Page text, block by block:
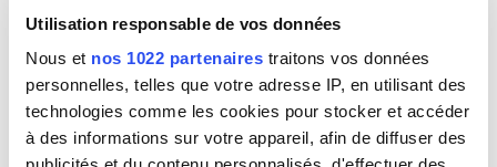
Utilisation responsable de vos données
Nous et nos 1022 partenaires traitons vos données
personnelles, telles que votre adresse IP, en utilisant des
technologies comme les cookies pour stocker et accéder
à des informations sur votre appareil, afin de diffuser des
LES BÂTISSEURS D'AZUR
Certifié Devis et Travaux
06800 Cagnes-sur-Mer